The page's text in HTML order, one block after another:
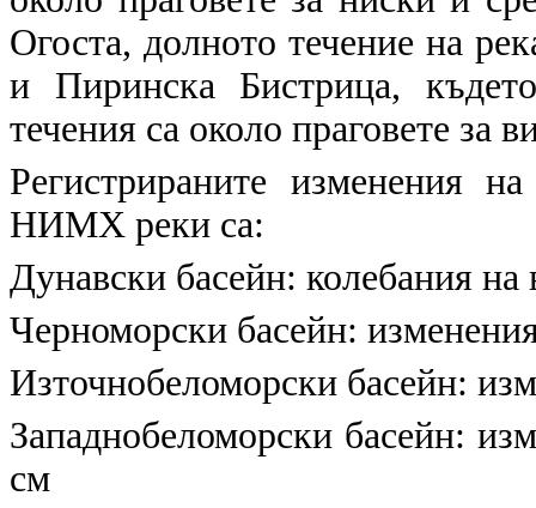
Огоста, долното течение на
и Пиринска Бистрица,
течения са около праговете за
Регистрираните изменения
НИМХ реки са:
Дунавски басейн: колебания
Черноморски басейн:
Източнобеломорски басейн:
Западнобеломорски басейн:
см